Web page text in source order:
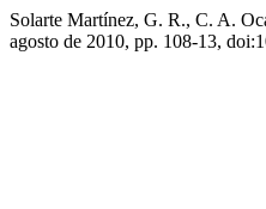
Solarte Martínez, G. R., C. A.
agosto de 2010, pp. 108-13,